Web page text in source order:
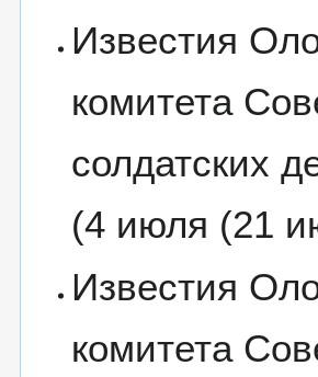
Известия
комитета
солдатских
(4 июля (21
Известия
комитета